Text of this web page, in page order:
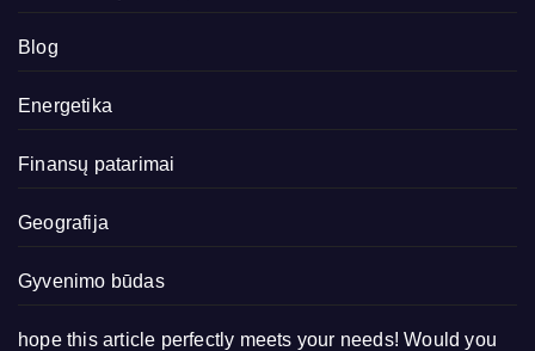
Blog
Energetika
Finansų patarimai
Geografija
Gyvenimo būdas
hope this article perfectly meets your needs! Would you